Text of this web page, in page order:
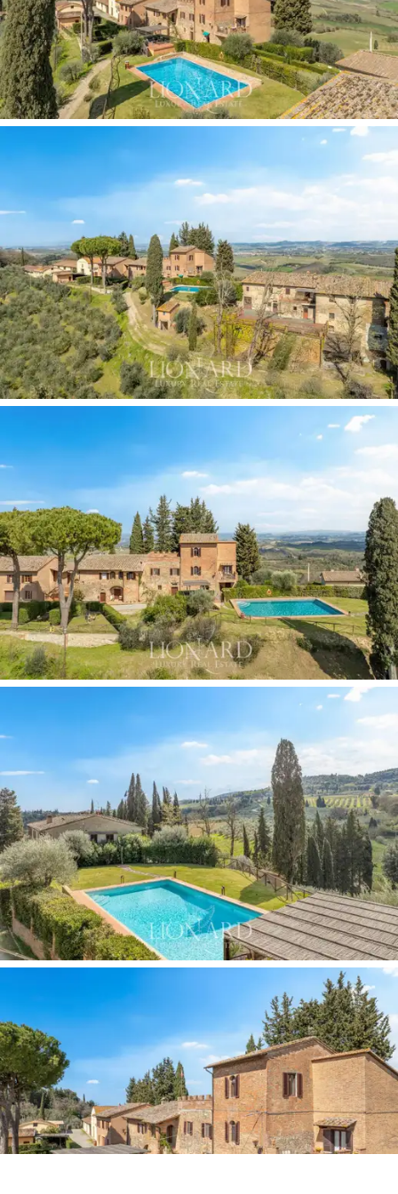
permettent d'accueillir jusqu'à28 personnesen toute
intimité. Les autres bâtiments, classés à usage
agricole, abritent des bureaux, des caves, des
entrepôts, des débarras et des espaces de stockage,
formant ainsi une exploitation autosuffisante et
opérationnelle à tous les niveaux.
La composante productive est au cœur de l'activité et
constitue le principal vecteur de valorisation du
domaine. Les
16 hectares de vignoble biologique
répartissent en trois appellations :Chianti DOCG
(environ 10 hectares),Vernaccia di San Gimignano
DOC(environ 5 hectares) et une partie consacrée à
des cépages internationaux tels que le Cabernet, la
Syrah et le Chardonnay pour la production de«
Supertuscan » et de vins IGT. Le sol argilo-sableux,
riche en fossiles marins du Pliocène, confère aux raisins
– et en particulier à la Vernaccia – une minéralité et une
longévité qui en font une production appréciée sur les
principaux marchés œnologiques internationaux.
L'oliveraie d'environ 9 hectares, comptant quelque
000 arbres, complète l'offre avec une huile d'olive
extra vierge de grande qualité, destinée aux circuits
haut de gamme et à la restauration de luxe.
Les caves constituent un atout d'une valeur
extraordinaire :deux espaces creusés directement
dans le tuf, naturellement thermorégulés, qui côtoient
les caves équipées de nouvelles cuves et de machines
de vinification. Cette infrastructure permet la gestion
complète de la chaîne de production, de la récolte à la
fermentation, de l'élevage à la mise en bouteille, sans
dépendre de structures externes. L'exploitation est
actuellement en pleine activité et gérée de manière
autonome ; elle dispose d'un parc de véhicules, de
machines et d'équipements spécifiques pour les
travaux agricoles et viticoles, et utilisetrois lacs
privéssitués au sein du domaine pour son
approvisionnement en eau, un atout stratégique d'une
grande importance pour la continuité de la production
La présence d'un
domaine de chasseajoute un
élément supplémentaire d'exclusivité et de potentiel
expérientiel pour les hôtes, en phase avec les
tendances du tourisme rural haut de gamme.
À l'extérieur, lapiscine d'environ 6 x 12 mètres, dotée
d'une grande terrasse solarium, est positionnée de